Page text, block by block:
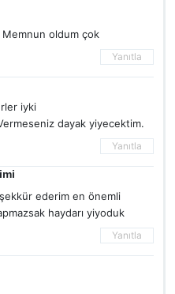
oldum çok
Yanıtla
iyki
dayak yiyecektim.
Yanıtla
ederim en önemli
haydarı yiyoduk
Yanıtla